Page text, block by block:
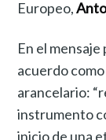
Europeo,
En el
acuerdo
arancelario:
instrumento
inicio de una